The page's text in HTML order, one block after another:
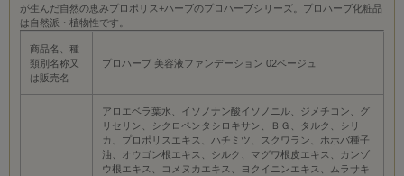
が生んだ自然の恵みプロポリス+ハーブのプロハーブシリーズ。プロハーブ化粧品
は自然派・植物性です。
商品名、種
類別名称又
は販売名
プロハーブ 美容液ファンデーション 02ベージュ
アロエベラ葉水、イソノナン酸イソノニル、ジメチコン、グ
リセリン、シクロペンタシロキサン、ＢＧ、タルク、シリ
カ、プロポリスエキス、ハチミツ、スクワラン、ホホバ種子
油、オウゴン根エキス、シルク、マグワ根皮エキス、カンゾ
ウ根エキス、コメヌカエキス、ヨクイニンエキス、ムラサキ